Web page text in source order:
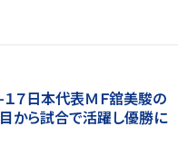
-１７日本代表ＭＦ舘美駿の
から試合で活躍し優勝に